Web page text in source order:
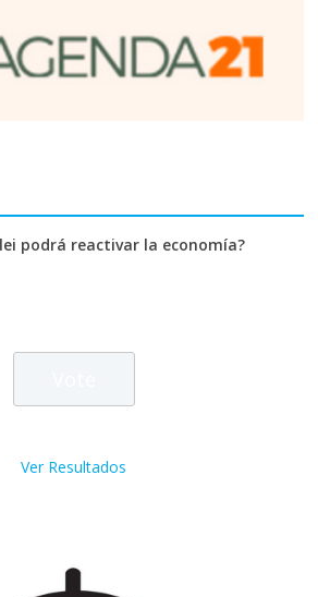
podrá reactivar la economía?
Ver Resultados